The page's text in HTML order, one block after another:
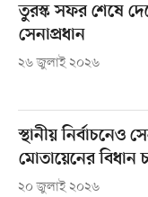
তুরস্ক সফর শেষে
সেনাপ্রধান
২৬ জুলাই ২০২৬
স্থানীয় নির্বাচনেও
মোতায়েনের বিধান
২০ জুলাই ২০২৬